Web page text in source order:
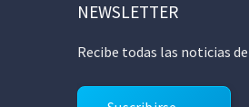
NEWSLETTER
Recibe todas las noticias de